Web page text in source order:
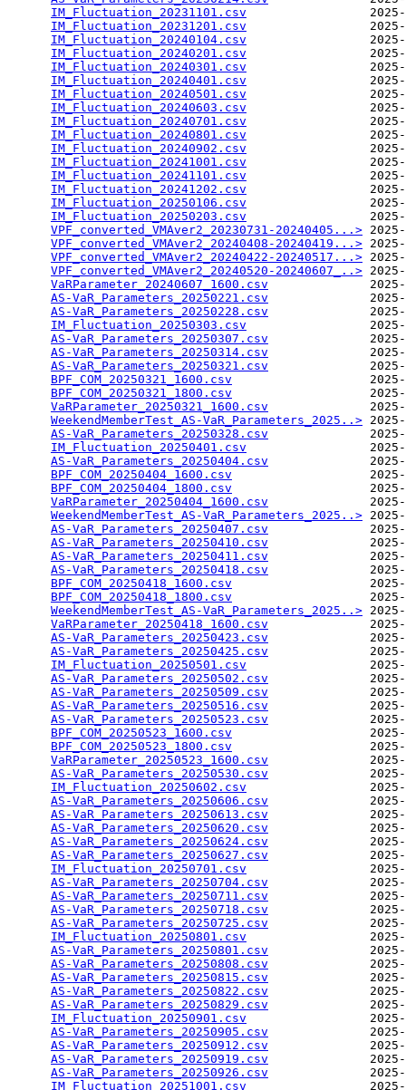
IM_Fluctuation_20231101.csv
IM_Fluctuation_20231201.csv
IM_Fluctuation_20240104.csv
IM_Fluctuation_20240201.csv
IM_Fluctuation_20240301.csv
IM_Fluctuation_20240401.csv
IM_Fluctuation_20240501.csv
IM_Fluctuation_20240603.csv
IM_Fluctuation_20240701.csv
IM_Fluctuation_20240801.csv
IM_Fluctuation_20240902.csv
IM_Fluctuation_20241001.csv
IM_Fluctuation_20241101.csv
IM_Fluctuation_20241202.csv
IM_Fluctuation_20250106.csv
IM_Fluctuation_20250203.csv
VPF_converted_VMAver2_20230731-20240405...>
VPF_converted_VMAver2_20240408-20240419...>
VPF_converted_VMAver2_20240422-20240517...>
VPF_converted_VMAver2_20240520-20240607_..>
VaRParameter_20240607_1600.csv
AS-VaR_Parameters_20250221.csv
AS-VaR_Parameters_20250228.csv
IM_Fluctuation_20250303.csv
AS-VaR_Parameters_20250307.csv
AS-VaR_Parameters_20250314.csv
AS-VaR_Parameters_20250321.csv
BPF_COM_20250321_1600.csv
BPF_COM_20250321_1800.csv
VaRParameter_20250321_1600.csv
WeekendMemberTest_AS-VaR_Parameters_2025..>
AS-VaR_Parameters_20250328.csv
IM_Fluctuation_20250401.csv
AS-VaR_Parameters_20250404.csv
BPF_COM_20250404_1600.csv
BPF_COM_20250404_1800.csv
VaRParameter_20250404_1600.csv
WeekendMemberTest_AS-VaR_Parameters_2025..>
AS-VaR_Parameters_20250407.csv
AS-VaR_Parameters_20250410.csv
AS-VaR_Parameters_20250411.csv
AS-VaR_Parameters_20250418.csv
BPF_COM_20250418_1600.csv
BPF_COM_20250418_1800.csv
WeekendMemberTest_AS-VaR_Parameters_2025..>
VaRParameter_20250418_1600.csv
AS-VaR_Parameters_20250423.csv
AS-VaR_Parameters_20250425.csv
IM_Fluctuation_20250501.csv
AS-VaR_Parameters_20250502.csv
AS-VaR_Parameters_20250509.csv
AS-VaR_Parameters_20250516.csv
AS-VaR_Parameters_20250523.csv
BPF_COM_20250523_1600.csv
BPF_COM_20250523_1800.csv
VaRParameter_20250523_1600.csv
AS-VaR_Parameters_20250530.csv
IM_Fluctuation_20250602.csv
AS-VaR_Parameters_20250606.csv
AS-VaR_Parameters_20250613.csv
AS-VaR_Parameters_20250620.csv
AS-VaR_Parameters_20250624.csv
AS-VaR_Parameters_20250627.csv
IM_Fluctuation_20250701.csv
AS-VaR_Parameters_20250704.csv
AS-VaR_Parameters_20250711.csv
AS-VaR_Parameters_20250718.csv
AS-VaR_Parameters_20250725.csv
IM_Fluctuation_20250801.csv
AS-VaR_Parameters_20250801.csv
AS-VaR_Parameters_20250808.csv
AS-VaR_Parameters_20250815.csv
AS-VaR_Parameters_20250822.csv
AS-VaR_Parameters_20250829.csv
IM_Fluctuation_20250901.csv
AS-VaR_Parameters_20250905.csv
AS-VaR_Parameters_20250912.csv
AS-VaR_Parameters_20250919.csv
AS-VaR_Parameters_20250926.csv
IM_Fluctuation_20251001.csv